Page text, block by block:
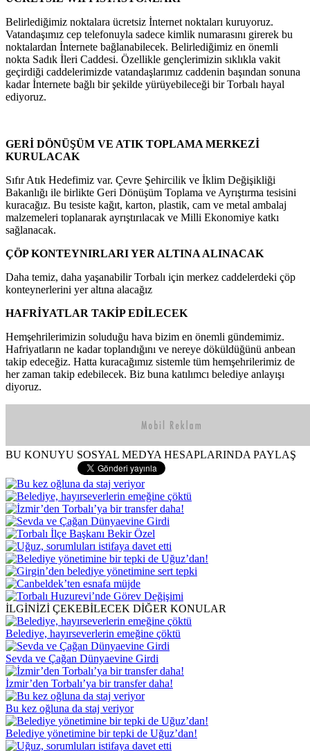
Belirlediğimiz noktalara ücretsiz İnternet noktaları kuruyoruz.
Vatandaşımız cep telefonuyla sadece kimlik numarasını girerek bu
noktalardan İnternete bağlanabilecek. Belirlediğimiz en önemli
nokta Sadık İleri Caddesi. Özellikle gençlerimizin sıklıkla vakit
geçirdiği caddelerimizde vatandaşlarımız caddenin başından sonuna
kadar İnternete bağlı bir şekilde yürüyebileceği bir Torbalı hayal
ediyoruz.
GERİ DÖNÜŞÜM VE ATIK TOPLAMA MERKEZİ
KURULACAK
Sıfır Atık Hedefimiz var. Çevre Şehircilik ve İklim Değişikliği
Bakanlığı ile birlikte Geri Dönüşüm Toplama ve Ayrıştırma tesisini
kuracağız. Bu tesiste kağıt, karton, plastik, cam ve metal ambalaj
malzemeleri toplanarak ayrıştırılacak ve Milli Ekonomiye katkı
sağlanacak.
ÇÖP KONTEYNIRLARI YER ALTINA ALINACAK
Daha temiz, daha yaşanabilir Torbalı için merkez caddelerdeki çöp
konteynerlerini yer altına alacağız
HAFRİYATLAR TAKİP EDİLECEK
Hemşehrilerimizin soluduğu hava bizim en önemli gündemimiz.
Hafriyatların ne kadar toplandığını ve nereye döküldüğünü anbean
takip edeceğiz. Hatta kuracağımız sistemle tüm hemşehrilerimiz de
her zaman takip edebilecek. Biz buna katılımcı belediye anlayışı
diyoruz.
BU KONUYU SOSYAL MEDYA HESAPLARINDA PAYLAŞ
İLGİNİZİ ÇEKEBİLECEK DİĞER KONULAR
Belediye, hayırseverlerin emeğine çöktü
Sevda ve Çağan Dünyaevine Girdi
İzmir’den Torbalı’ya bir transfer daha!
Bu kez oğluna da staj veriyor
Belediye yönetimine bir tepki de Uğuz’dan!